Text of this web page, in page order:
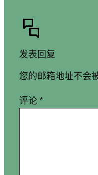
发表回复
您的邮箱地址不会
评论*